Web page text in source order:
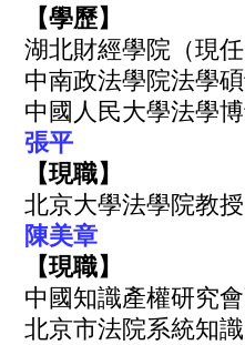
【學歷】
湖北財經學院（現
中南政法學院法學
中國人民大學法學
張平
【現職】
北京大學法學院教授
陳美章
【現職】
中國知識產權研究
北京市法院系統知